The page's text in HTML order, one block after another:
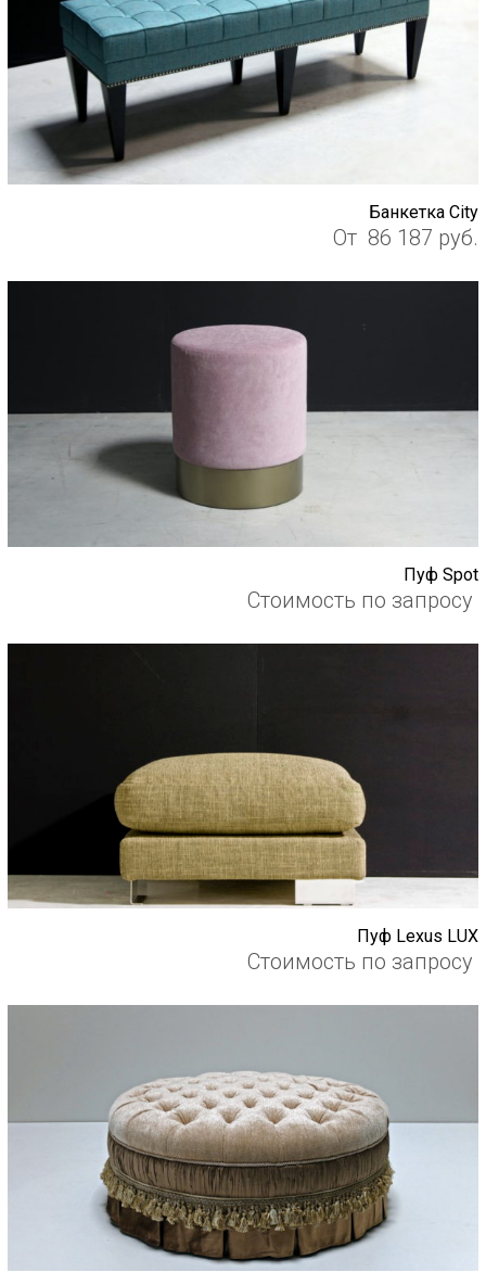
Банкетка City
От 86 187 руб.
Пуф Spot
Стоимость по запросу
Пуф Lexus LUX
Стоимость по запросу